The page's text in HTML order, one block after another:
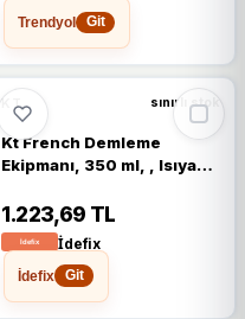
Trendyol
Git
KT sınırlı stok
Kt French Demleme
Ekipmanı, 350 ml, , Isıya
Filtreli, Bitki Çayı Demliği
1.223,69 TL
İdefix
İdefix
Git